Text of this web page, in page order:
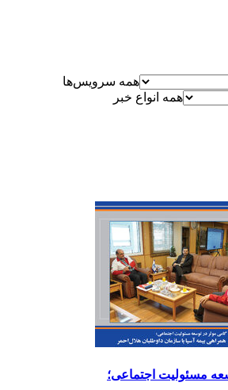
همه سرویس‌ها
همه انواع خبر
مسئولیت اجتماعی؛